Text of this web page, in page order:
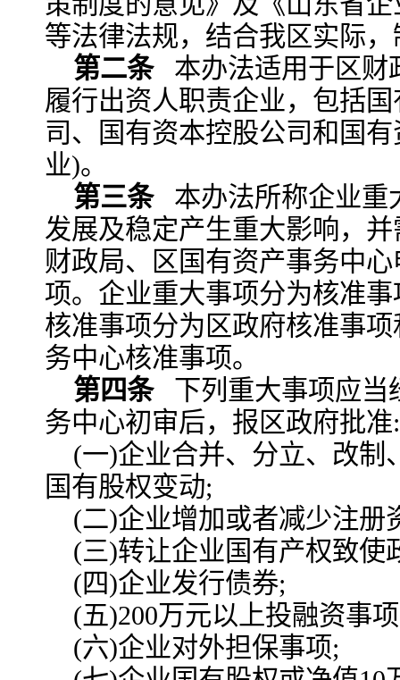
等法律法规，结合我区实际
第二条本办法适用于区财
履行出资人职责企业，包括
司、国有资本控股公司和国
业)。
第三条本办法所称企业重
发展及稳定产生重大影响，
财政局、区国有资产事务中
项。企业重大事项分为核准
核准事项分为区政府核准事
务中心核准事项。
第四条下列重大事项应当
务中心初审后，报区政府批准:
(一)企业合并、分立、改制
国有股权变动;
(二)企业增加或者减少注册
(三)转让企业国有产权致使
(四)企业发行债券;
(五)200万元以上投融资事
(六)企业对外担保事项;